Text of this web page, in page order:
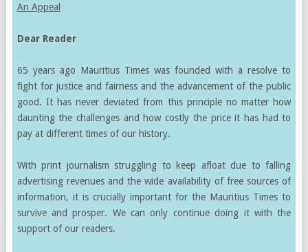
An Appeal
Dear Reader
65 years ago Mauritius Times was founded with a resolve to
fight for justice and fairness and the advancement of the public
good. It has never deviated from this principle no matter how
daunting the challenges and how costly the price it has had to
pay at different times of our history.
With print journalism struggling to keep afloat due to falling
advertising revenues and the wide availability of free sources of
information, it is crucially important for the Mauritius Times to
survive and prosper. We can only continue doing it with the
support of our readers.